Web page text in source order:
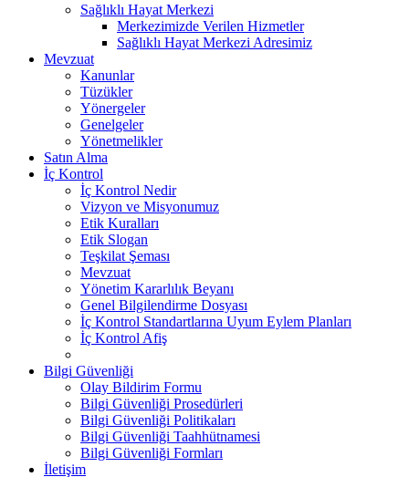
Sağlıklı Hayat Merkezi
Merkezimizde Verilen Hizmetler
Sağlıklı Hayat Merkezi Adresimiz
Mevzuat
Kanunlar
Tüzükler
Yönergeler
Genelgeler
Yönetmelikler
Satın Alma
İç Kontrol
İç Kontrol Nedir
Vizyon ve Misyonumuz
Etik Kuralları
Etik Slogan
Teşkilat Şeması
Mevzuat
Yönetim Kararlılık Beyanı
Genel Bilgilendirme Dosyası
İç Kontrol Standartlarına Uyum Eylem Planları
İç Kontrol Afiş
Bilgi Güvenliği
Olay Bildirim Formu
Bilgi Güvenliği Prosedürleri
Bilgi Güvenliği Politikaları
Bilgi Güvenliği Taahhütnamesi
Bilgi Güvenliği Formları
İletişim